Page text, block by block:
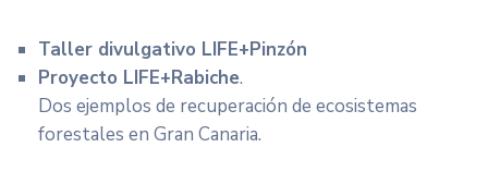
Taller divulgativo LIFE+Pinzón
Proyecto LIFE+Rabiche.
Dos ejemplos de recuperación de ecosistemas
forestales en Gran Canaria.